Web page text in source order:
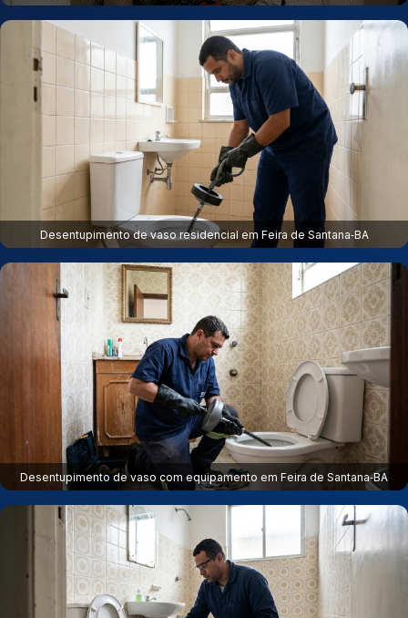
Desentupimento de vaso residencial em Feira de Santana‑BA
Desentupimento de vaso com equipamento em Feira de Santana‑BA